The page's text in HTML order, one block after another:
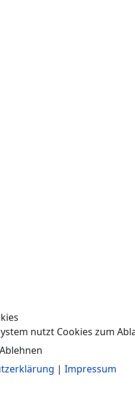
nutzt Cookies zum
Ablehnen
| Impressum